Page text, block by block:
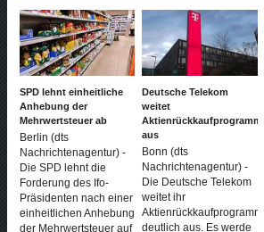
SPD lehnt einheitliche
Anhebung der
Mehrwertsteuer ab
Berlin (dts
Nachrichtenagentur) -
Die SPD lehnt die
Forderung des Ifo-
Präsidenten nach einer
einheitlichen Anhebung
der Mehrwertsteuer auf
Deutsche Telekom
weitet
Aktienrückkaufprogramm
aus
Bonn (dts
Nachrichtenagentur) -
Die Deutsche Telekom
weitet ihr
Aktienrückkaufprogramm
deutlich aus. Es werde